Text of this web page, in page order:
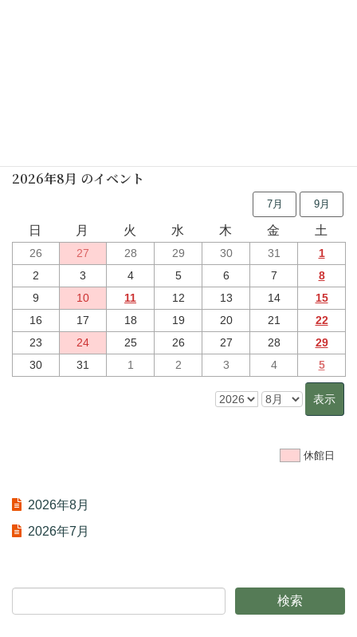
2026年8月 のイベント
7月 9月
日 月 火 水 木 金 土
26 27 28 29 30 31
1
2
3 4 5 6 7
8
9
10 11 12 13 14
15
16
17 18 19 20 21
22
23
24 25 26 27 28
29
30
31 1 2 3 4 5
休館日
2026年8月
2026年7月